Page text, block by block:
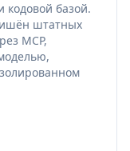
базой.
штатных
MCP,